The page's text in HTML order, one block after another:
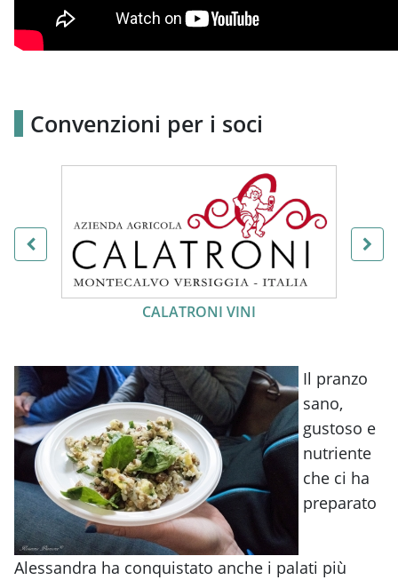
Convenzioni per i soci
ALTERNATIVE EATING
Il pranzo
sano,
gustoso e
nutriente
che ci ha
preparato
Alessandra ha conquistato anche i palati più